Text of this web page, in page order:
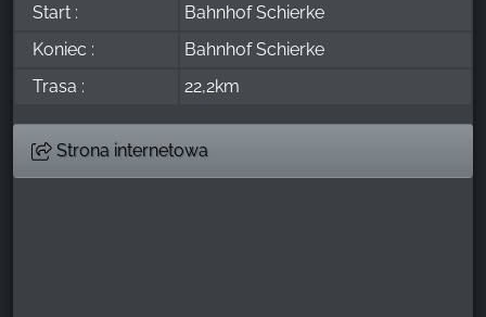
Start :
Bahnhof Schierke
Koniec :
Bahnhof Schierke
Trasa :
22,2km
Strona internetowa